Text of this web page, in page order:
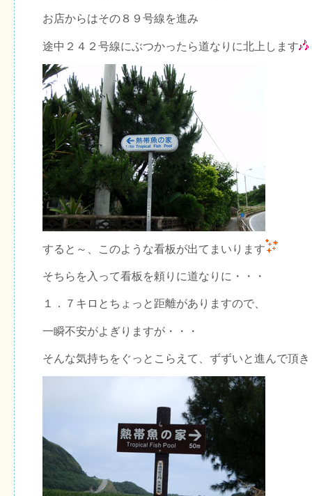
お店からはその８９号線を進み
途中２４２号線にぶつかったら道なりに北上します
すると～、このような看板が出てまいります
そちらを入って看板を頼りに道なりに・・・
１．７キロとちょっと距離がありますので、
一瞬不安がよぎりますが・・・
そんな気持ちをぐっとこらえて、ずずいと進んで頂